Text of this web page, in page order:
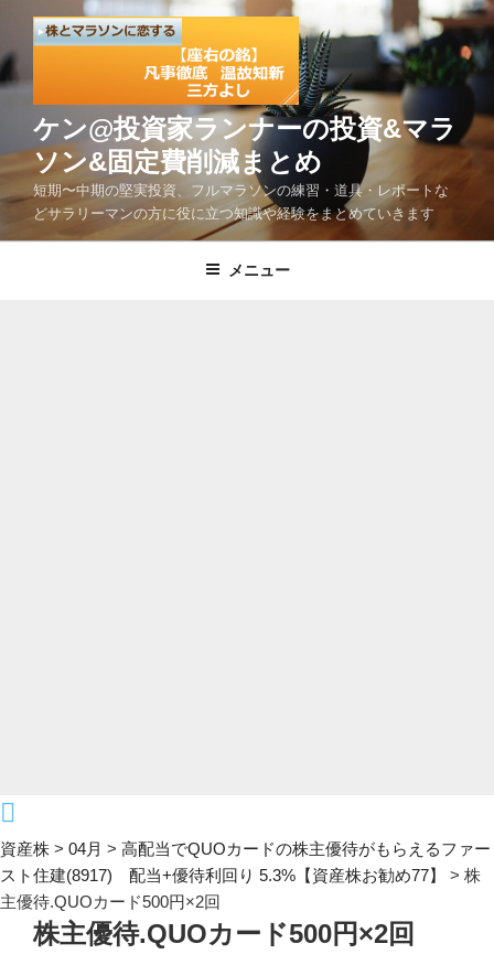
テ
ン
ス
キ
ケン@投資家ランナーの投資&マラ
ソン&固定費削減まとめ
短期〜中期の堅実投資、フルマラソンの練習・道具・レポートな
どサラリーマンの方に役に立つ知識や経験をまとめていきます
メニュー
資産株 > 04月 > 高配当でQUOカードの株主優待がもらえるファー
スト住建(8917) 配当+優待利回り 5.3%【資産株お勧め77】
> 株
主優待.QUOカード500円×2回
株主優待.QUOカード500円×2回